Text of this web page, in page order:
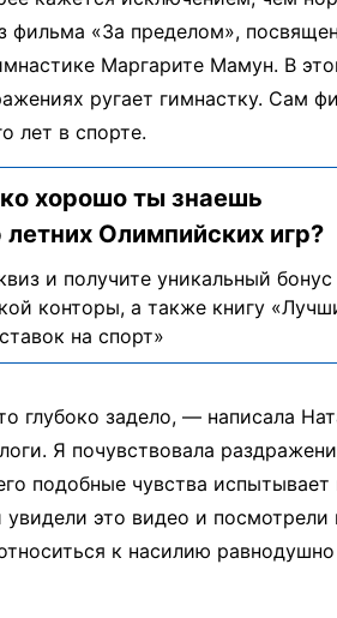
фильма «За пределом»,
Маргарите Мамун. В
ругает гимнастку. Сам
лет в спорте.
хорошо ты знаешь
Олимпийских игр?
и получите уникальный бонус
конторы, а также книгу
на спорт»
глубоко задело, — написала
Я почувствовала
подобные чувства испытывает
это видео и
к насилию